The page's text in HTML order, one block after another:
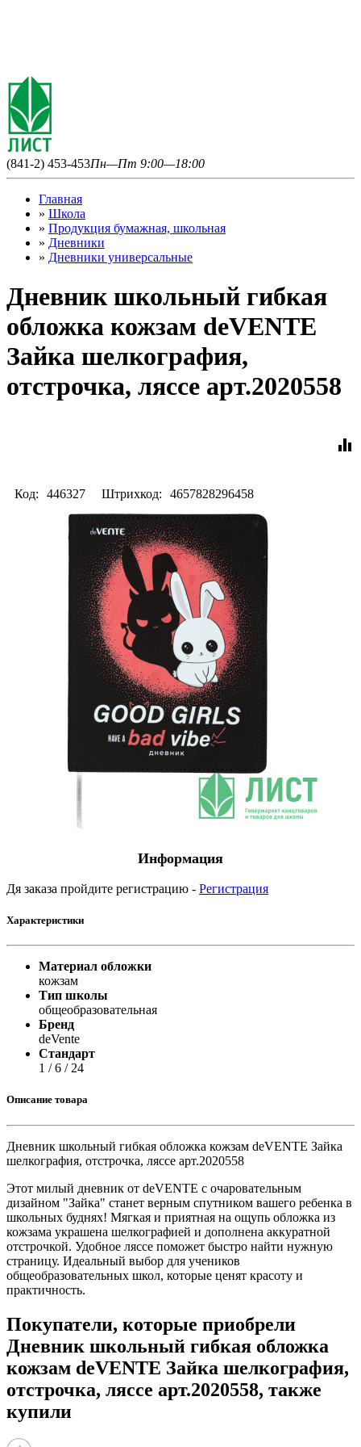
(841-2) 453-453Пн—Пт 9:00—18:00
Главная
» Школа
» Продукция бумажная, школьная
» Дневники
» Дневники универсальные
Дневник школьный гибкая
обложка кожзам deVENTE
Зайка шелкография,
отстрочка, ляссе арт.2020558
equalizer
Код: 446327 Штрихкод: 4657828296458
Информация
Дя заказа пройдите регистрацию - Регистрация
Характеристики
Материал обложки
кожзам
Тип школы
общеобразовательная
Бренд
deVente
Стандарт
1 / 6 / 24
Описание товара
Дневник школьный гибкая обложка кожзам deVENTE Зайка
шелкография, отстрочка, ляссе арт.2020558
Этот милый дневник от deVENTE с очаровательным
дизайном "Зайка" станет верным спутником вашего ребенка в
школьных буднях! Мягкая и приятная на ощупь обложка из
кожзама украшена шелкографией и дополнена аккуратной
отстрочкой. Удобное ляссе поможет быстро найти нужную
страницу. Идеальный выбор для учеников
общеобразовательных школ, которые ценят красоту и
практичность.
Покупатели, которые приобрели
Дневник школьный гибкая обложка
кожзам deVENTE Зайка шелкография,
отстрочка, ляссе арт.2020558, также
купили